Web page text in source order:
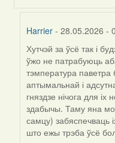
Harrier
Harrier - 28.05.2026 -
In
reply
to
by
nasta
Хутчэй за ўсё так і
ўжо не патрабуюць
тэмпература паветра
аптымальнай і
гняздзе нічога для
здабычы. Таму яна
самцу) забяспечваць
што ежы трэба ўсё